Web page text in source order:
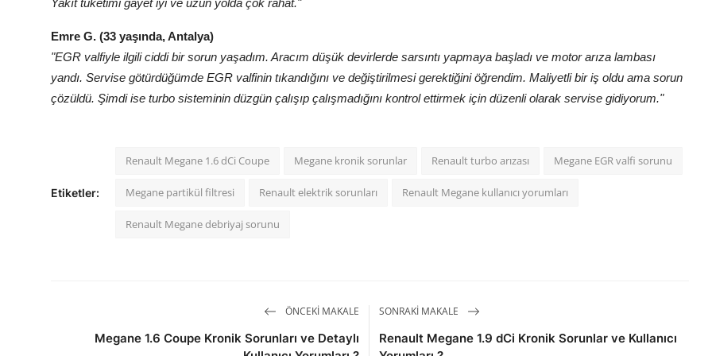
Yakıt tüketimi gayet iyi ve uzun yolda çok rahat."
Emre G. (33 yaşında, Antalya)
"EGR valfiyle ilgili ciddi bir sorun yaşadım. Aracım düşük devirlerde sarsıntı yapmaya başladı ve motor arıza lambası
yandı. Servise götürdüğümde EGR valfinin tıkandığını ve değiştirilmesi gerektiğini öğrendim. Maliyetli bir iş oldu ama sorun
çözüldü. Şimdi ise turbo sisteminin düzgün çalışıp çalışmadığını kontrol ettirmek için düzenli olarak servise gidiyorum."
Etiketler:
Renault Megane 1.6 dCi Coupe Megane kronik sorunlar Renault turbo arızası Megane EGR valfi sorunu
Megane partikül filtresi Renault elektrik sorunları Renault Megane kullanıcı yorumları
Renault Megane debriyaj sorunu
ÖNCEKI MAKALE
Megane 1.6 Coupe Kronik Sorunları ve Detaylı
SONRAKI MAKALE
Renault Megane 1.9 dCi Kronik Sorunlar ve Kullanıcı